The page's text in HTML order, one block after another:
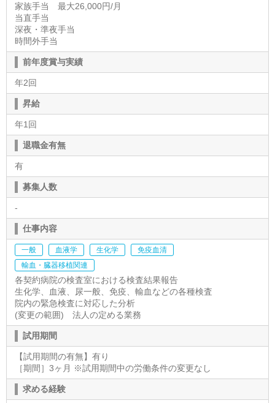
家族手当 最大26,000円/月
当直手当
深夜・準夜手当
時間外手当
前年度賞与実績
年2回
昇給
年1回
退職金有無
有
募集人数
-
仕事内容
一般 血液学 生化学
免疫血清
輸血・臓器移植関連
各契約病院の検査室における検査結果報告
生化学、血液、尿一般、免疫、輸血などの各種検査
院内の緊急検査に対応した分析
(変更の範囲) 法人の定める業務
試用期間
【試用期間の有無】有り
［期間］3ヶ月 ※試用期間中の労働条件の変更なし
求める経験